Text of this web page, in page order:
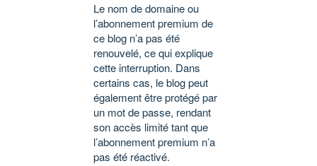
Le nom de domaine ou
l’abonnement premium de
ce blog n’a pas été
renouvelé, ce qui explique
cette interruption. Dans
certains cas, le blog peut
également être protégé par
un mot de passe, rendant
son accès limité tant que
l’abonnement premium n’a
pas été réactivé.